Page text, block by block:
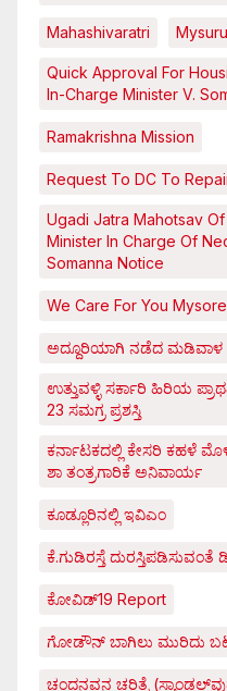
Mahashivaratri Mysuru
Quick Approval For
In-Charge Minister V.
Ramakrishna Mission
Request To DC To
Ugadi Jatra Mahotsav
Minister In Charge Of
Somanna Notice
We Care For You Mysore
ಅದ್ದೂರಿಯಾಗಿ ನಡೆದ
ಉತ್ತುವಳ್ಳಿ ಸರ್ಕಾರಿ ಹಿರಿಯ
23 ಸಮಗ್ರ ಪ್ರಶಸ್ತಿ
ಕರ್ನಾಟಕದಲ್ಲಿ ಕೇಸರಿ ಕಹಳೆ
ಶಾ ತಂತ್ರಗಾರಿಕೆ ಅನಿವಾರ್ಯ
ಕೂಡ್ಲೂರಿನಲ್ಲಿ ಇವಿಎಂ
ಕೆ.ಗುಡಿರಸ್ತೆ
ಕೋವಿಡ್‌19 Report
ಗೋಡೌನ್ ಬಾಗಿಲು ಮುರಿದು
ಚಂದನವನ ಚರಿತ್ರೆ